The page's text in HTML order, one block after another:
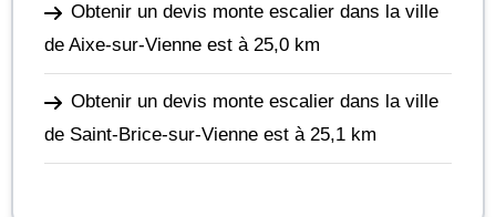
Obtenir un devis monte escalier dans la ville
de Aixe-sur-Vienne est à 25,0 km
Obtenir un devis monte escalier dans la ville
de Saint-Brice-sur-Vienne est à 25,1 km